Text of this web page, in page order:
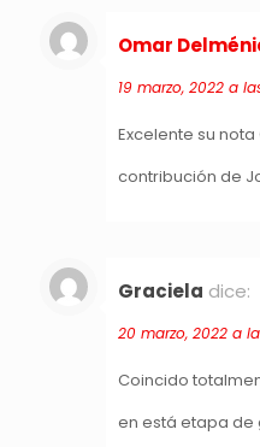
Omar
19 marzo, 2022 a
Excelente su
contribución de
Graciela dice:
20 marzo, 2022 a
Coincido
en está etapa